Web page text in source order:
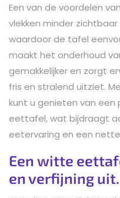
Een van de voordelen
vlekken minder
waardoor de tafel
maakt het onderhoud
gemakkelijker en zorgt
fris en stralend uitziet.
kunt u genieten van een
eettafel, wat bijdraagt
eetervaring en een
Een witte
en verfijning uit.